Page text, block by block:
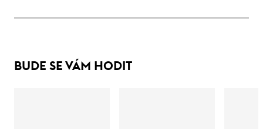
BUDE SE VÁM HODIT